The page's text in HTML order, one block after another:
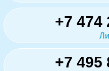
+7 474
+7 495